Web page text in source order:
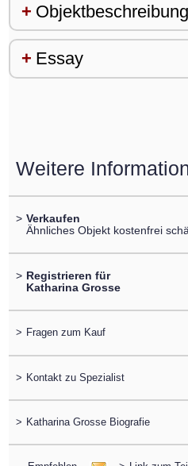
Objektbeschreibung
Essay
Weitere
> Verkaufen
Ähnliches Objekt kostenfrei
> Registrieren für
Katharina Grosse
> Fragen zum Kauf
> Kontakt zu Spezialist
> Katharina Grosse Biografie